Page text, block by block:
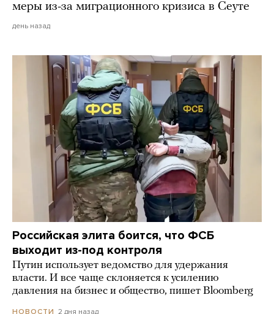
меры из-за миграционного кризиса в Сеуте
день назад
Российская элита боится, что ФСБ
выходит из-под контроля
Путин использует ведомство для удержания
власти. И все чаще склоняется к усилению
давления на бизнес и общество, пишет Bloomberg
НОВОСТИ 2 дня назад